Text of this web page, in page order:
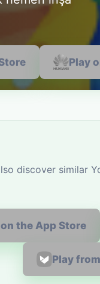
Play
discover similar
the App Store
Play